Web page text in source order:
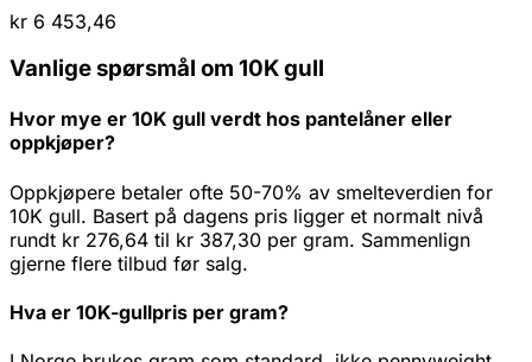
kr 6 453,46
Vanlige spørsmål om 10K gull
Hvor mye er 10K gull verdt hos pantelåner eller
oppkjøper?
Oppkjøpere betaler ofte 50-70% av smelteverdien for
10K gull. Basert på dagens pris ligger et normalt nivå
rundt kr 276,64 til kr 387,30 per gram. Sammenlign
gjerne flere tilbud før salg.
Hva er 10K-gullpris per gram?